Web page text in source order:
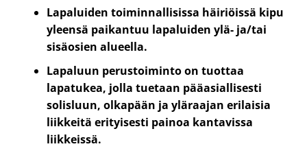
Lapaluiden toiminnallisissa häiriöissä kipu
yleensä paikantuu lapaluiden ylä- ja/tai
sisäosien alueella.
Lapaluun perustoiminto on tuottaa
lapatukea, jolla tuetaan pääasiallisesti
solisluun, olkapään ja yläraajan erilaisia
liikkeitä erityisesti painoa kantavissa
liikkeissä.